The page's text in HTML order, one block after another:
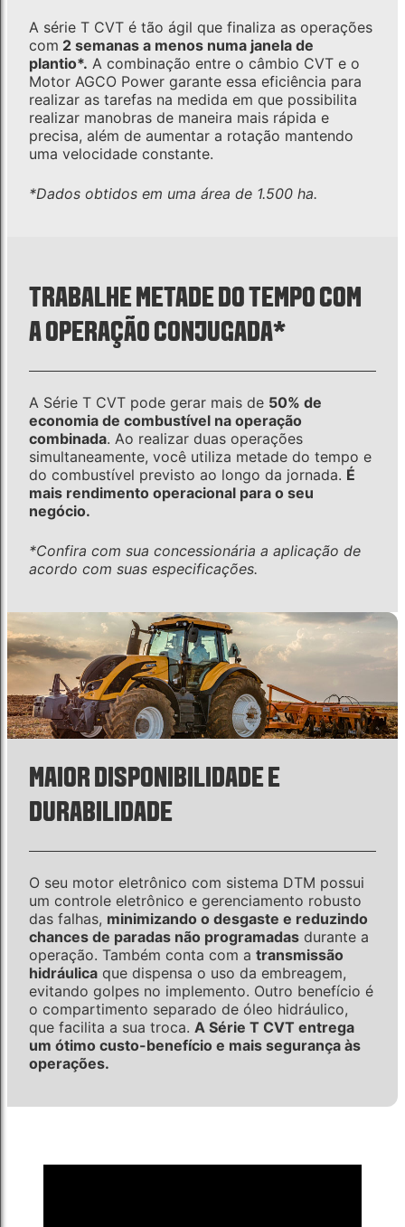
A série T CVT é tão ágil que finaliza as operações
com 2 semanas a menos numa janela de
plantio*. A combinação entre o câmbio CVT e o
Motor AGCO Power garante essa eficiência para
realizar as tarefas na medida em que possibilita
realizar manobras de maneira mais rápida e
precisa, além de aumentar a rotação mantendo
uma velocidade constante.
*Dados obtidos em uma área de 1.500 ha.
TRABALHE METADE DO TEMPO COM
A OPERAÇÃO CONJUGADA*
A Série T CVT pode gerar mais de 50% de
economia de combustível na operação
combinada. Ao realizar duas operações
simultaneamente, você utiliza metade do tempo e
do combustível previsto ao longo da jornada. É
mais rendimento operacional para o seu
negócio.
*Confira com sua concessionária a aplicação de
acordo com suas especificações.
MAIOR DISPONIBILIDADE E
DURABILIDADE
O seu motor eletrônico com sistema DTM possui
um controle eletrônico e gerenciamento robusto
das falhas, minimizando o desgaste e reduzindo
chances de paradas não programadas durante a
operação. Também conta com a transmissão
hidráulica que dispensa o uso da embreagem,
evitando golpes no implemento. Outro benefício é
o compartimento separado de óleo hidráulico,
que facilita a sua troca. A Série T CVT entrega
um ótimo custo-benefício e mais segurança às
operações.